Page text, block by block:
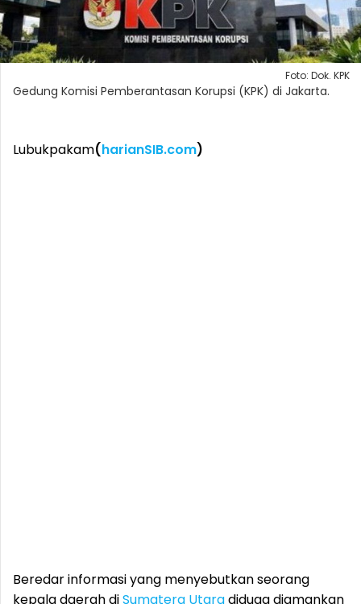
Foto: Dok. KPK
Gedung Komisi Pemberantasan Korupsi (KPK) di Jakarta.
Lubukpakam(harianSIB.com)
Beredar informasi yang menyebutkan seorang
kepala daerah diSumatera Utaradiduga diamankan